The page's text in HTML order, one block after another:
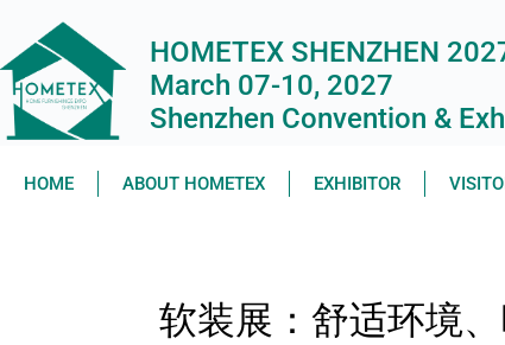
HOMETEX SHENZHEN
March 07-10, 2027
Shenzhen Convention &
HOME ABOUT HOMETEX EXHIBITOR
软装展：舒适环境